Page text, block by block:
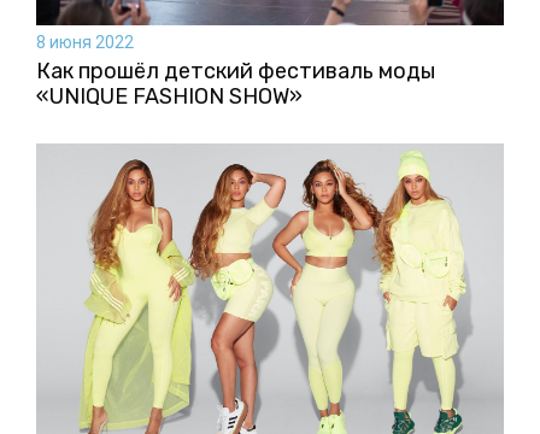
8 июня 2022
Как прошёл детский фестиваль моды
«UNIQUE FASHION SHOW»